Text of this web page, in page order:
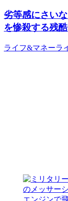
劣等感にさい
を惨殺する残
ライフ&マネーラ